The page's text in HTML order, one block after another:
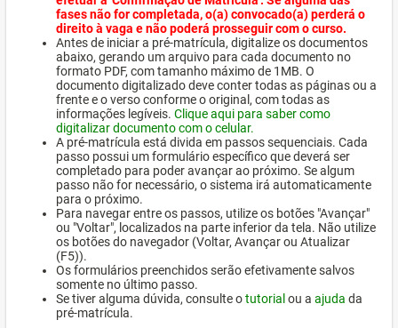
fases não for completada, o(a) convocado(a) perderá o
direito à vaga e não poderá prosseguir com o curso.
Antes de iniciar a pré-matrícula, digitalize os documentos
abaixo, gerando um arquivo para cada documento no
formato PDF, com tamanho máximo de 1MB. O
documento digitalizado deve conter todas as páginas ou a
frente e o verso conforme o original, com todas as
informações legíveis. Clique aqui para saber como
digitalizar documento com o celular.
A pré-matrícula está divida em passos sequenciais. Cada
passo possui um formulário específico que deverá ser
completado para poder avançar ao próximo. Se algum
passo não for necessário, o sistema irá automaticamente
para o próximo.
Para navegar entre os passos, utilize os botões "Avançar"
ou "Voltar", localizados na parte inferior da tela. Não utilize
os botões do navegador (Voltar, Avançar ou Atualizar
(F5)).
Os formulários preenchidos serão efetivamente salvos
somente no último passo.
Se tiver alguma dúvida, consulte otutorial ou a ajuda da
pré-matrícula.